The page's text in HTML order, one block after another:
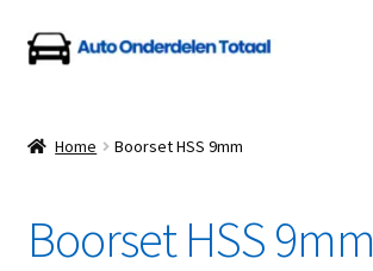
Ga
door
navigatie
Ga
naar
inhoud
Auto Onderdelen Shop
Home Boorset HSS 9mm
Boorset HSS 9mm